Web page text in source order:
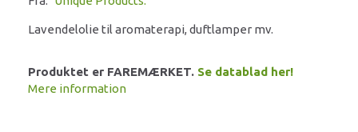
Lavendelolie til aromaterapi, duftlamper mv.
Produktet er FAREMÆRKET. Se datablad her!
Mere information